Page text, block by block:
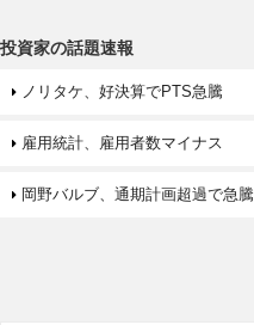
投資家の話題速報
ノリタケ、好決算でPTS急騰
雇用統計、雇用者数マイナス
岡野バルブ、通期計画超過で急騰